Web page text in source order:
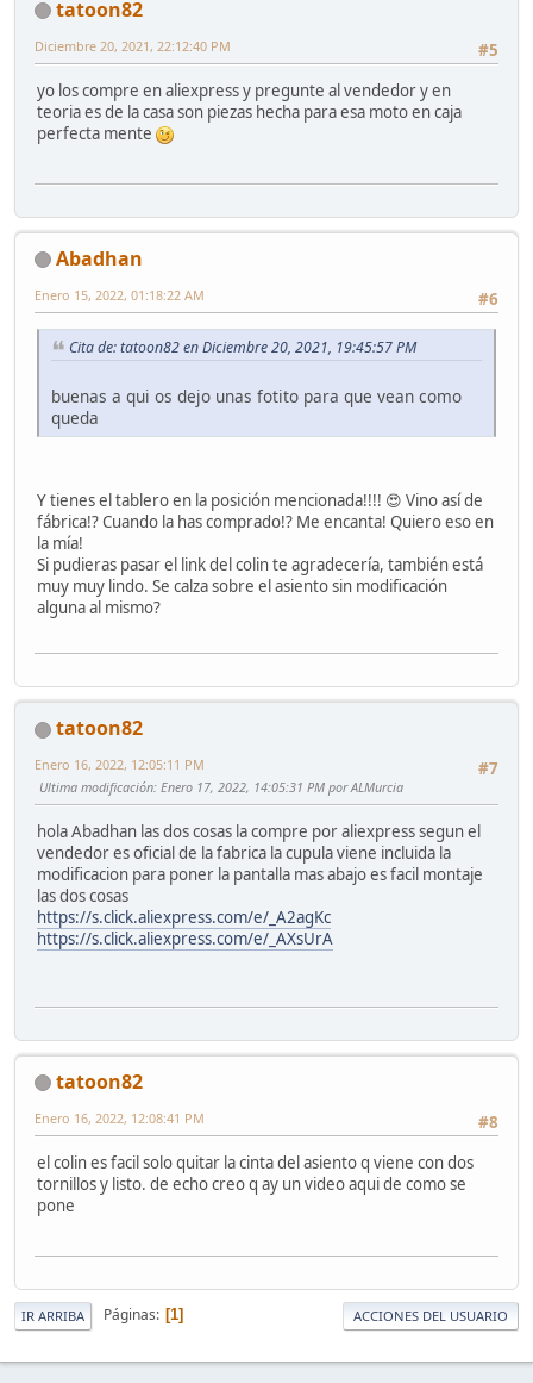
tatoon82
#5
Diciembre 20, 2021, 22:12:40 PM
yo los compre en aliexpress y pregunte al vendedor y en
teoria es de la casa son piezas hecha para esa moto en caja
perfecta mente
Abadhan
#6
Enero 15, 2022, 01:18:22 AM
Cita de: tatoon82 en Diciembre 20, 2021, 19:45:57 PM
buenas a qui os dejo unas fotito para que vean como
queda
Y tienes el tablero en la posición mencionada!!!! 😍 Vino así de
fábrica!? Cuando la has comprado!? Me encanta! Quiero eso en
la mía!
Si pudieras pasar el link del colin te agradecería, también está
muy muy lindo. Se calza sobre el asiento sin modificación
alguna al mismo?
tatoon82
#7
Enero 16, 2022, 12:05:11 PM
Ultima modificación: Enero 17, 2022, 14:05:31 PM por ALMurcia
hola Abadhan las dos cosas la compre por aliexpress segun el
vendedor es oficial de la fabrica la cupula viene incluida la
modificacion para poner la pantalla mas abajo es facil montaje
las dos cosas
https://s.click.aliexpress.com/e/_A2agKc
https://s.click.aliexpress.com/e/_AXsUrA
tatoon82
#8
Enero 16, 2022, 12:08:41 PM
el colin es facil solo quitar la cinta del asiento q viene con dos
tornillos y listo. de echo creo q ay un video aqui de como se
pone
IR ARRIBA Páginas 1 ACCIONES DEL USUARIO